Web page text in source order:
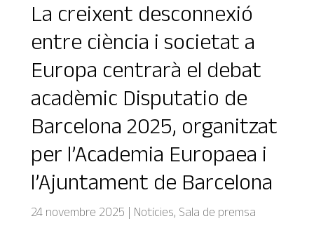
La creixent desconnexió
entre ciència i societat a
Europa centrarà el debat
acadèmic Disputatio de
Barcelona 2025, organitzat
per l’Academia Europaea i
l’Ajuntament de Barcelona
24 novembre 2025 Notícies, Sala de premsa